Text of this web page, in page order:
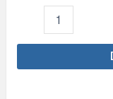
Diamond
(NO.